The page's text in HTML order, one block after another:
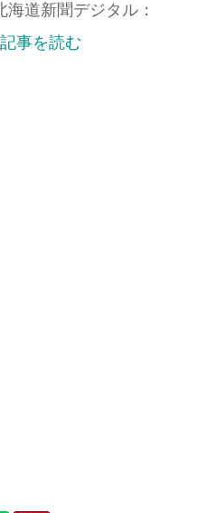
道新聞デジタル：
記事を読む